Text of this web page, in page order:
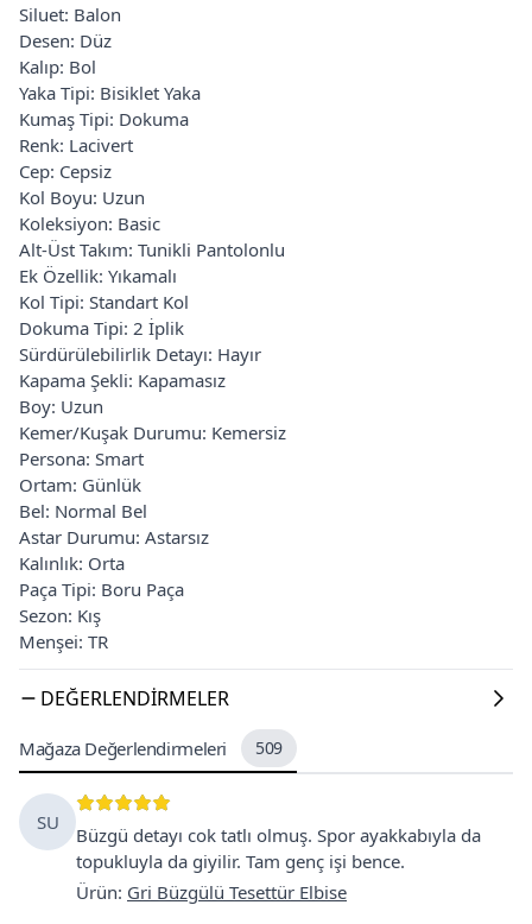
Siluet: Balon
Desen: Düz
Kalıp: Bol
Yaka Tipi: Bisiklet Yaka
Kumaş Tipi: Dokuma
Renk: Lacivert
Cep: Cepsiz
Kol Boyu: Uzun
Koleksiyon: Basic
Alt-Üst Takım: Tunikli Pantolonlu
Ek Özellik: Yıkamalı
Kol Tipi: Standart Kol
Dokuma Tipi: 2 İplik
Sürdürülebilirlik Detayı: Hayır
Kapama Şekli: Kapamasız
Boy: Uzun
Kemer/Kuşak Durumu: Kemersiz
Persona: Smart
Ortam: Günlük
Bel: Normal Bel
Astar Durumu: Astarsız
Kalınlık: Orta
Paça Tipi: Boru Paça
Sezon: Kış
Menşei: TR
DEĞERLENDIRMELER
Mağaza Değerlendirmeleri 509
SU
Büzgü detayı cok tatlı olmuş. Spor ayakkabıyla da
topukluyla da giyilir. Tam genç işi bence.
Ürün: Gri Büzgülü Tesettür Elbise